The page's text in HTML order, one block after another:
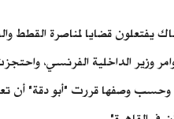
يفتعلون قضايا لمناصرة
وزير الداخلية الفرنسي،
وصفها قررت "أبو دقة" أن